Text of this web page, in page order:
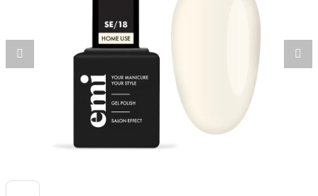
hvězdiček.